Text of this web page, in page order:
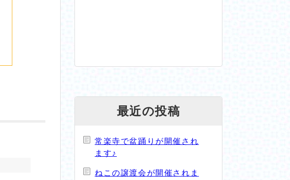
最近の投稿
常楽寺で盆踊りが開催され
ます♪
ねこの譲渡会が開催されま